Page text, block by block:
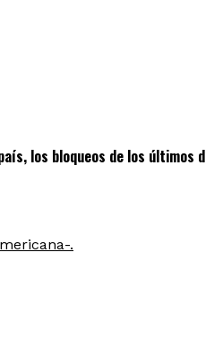
los bloqueos de los
.